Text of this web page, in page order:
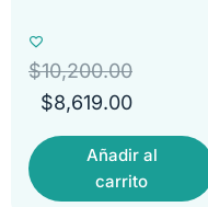
$10,200.00
$8,619.00
Añadir al
carrito